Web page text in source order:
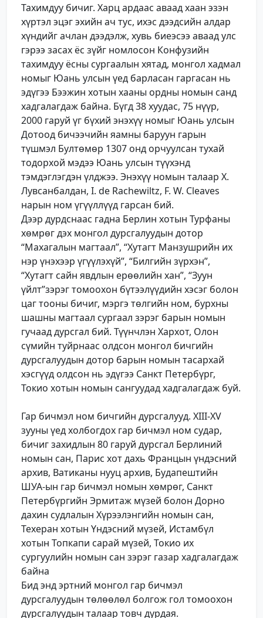
Тахимдуу бичиг. Харц ардаас аваад хаан эзэн
хүртэл эцэг эхийн ач тус, ихэс дээдсийн алдар
хүндийг ачлан дээдэлж, хувь биеэсээ аваад улс
гэрээ засах ёс зүйг номлосон Конфузийн
тахимдуу ёсны сургаалын хятад, монгол хадмал
номыг Юань улсын үед барласан гаргасан нь
эдүгээ Бээжин хотын хааны ордны номын санд
хадгалагдаж байна. Бүгд 38 хуудас, 75 нүүр,
2000 гаруй үг бүхий энэхүү номыг Юань улсын
Дотоод бичээчийн яамны баруун гарын
түшмэл Бултөмөр 1307 онд орчуулсан тухай
тодорхой мэдээ Юань улсын түүхэнд
тэмдэглэгдэн үлджээ. Энэхүү номын талаар Х.
Лувсанбалдан, I. de Rachewiltz, F. W. Cleaves
нарын ном үгүүллүүд гарсан бий.
Дээр дурдснаас гадна Берлин хотын Турфаны
хөмрөг дэх монгол дурсгалуудын дотор
“Махагалын магтаал”, “Хутагт Манзушрийн их
нэр үнэхээр үгүүлэхүй”, “Билгийн зүрхэн”,
“Хутагт сайн явдлын ерөөлийн хан”, “Зуун
үйлт”зэрэг томоохон бүтээлүүдийн хэсэг болон
цаг тооны бичиг, мэргэ төлгийн ном, бурхны
шашны магтаал сургаал зэрэг барын номын
гучаад дурсгал бий. Түүнчлэн Хархот, Олон
сүмийн туйрнаас олдсон монгол бичгийн
дурсгалуудын дотор барын номын тасархай
хэсгүүд олдсон нь эдүгээ Санкт Петербүрг,
Токио хотын номын сангуудад хадгалагдаж буй.
Гар бичмэл ном бичгийн дурсгалууд. XIII-XV
зууны үед холбогдох гар бичмэл ном судар,
бичиг захидлын 80 гаруй дурсгал Берлиний
номын сан, Парис хот дахь Францын үндэсний
архив, Ватиканы нууц архив, Будапештийн
ШУА-ын гар бичмэл номын хөмрөг, Санкт
Петербүргийн Эрмитаж мүзей болон Дорно
дахин судлалын Хүрээлэнгийн номын сан,
Техеран хотын Үндэсний мүзей, Истамбүл
хотын Топкапи сарай мүзей, Токио их
сургуулийн номын сан зэрэг газар хадгалагдаж
байна
Бид энд эртний монгол гар бичмэл
дурсгалуудын төлөөлөл болгож гол томоохон
дурсгалуудын талаар товч дурдая.